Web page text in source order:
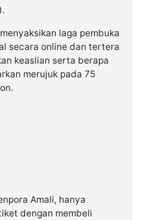
laga pembuka
secara online dan tertera
keaslian serta berapa
merujuk pada 75
Amali, hanya
dengan membeli